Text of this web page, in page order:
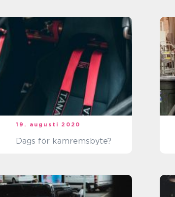
19. augusti 2020
Dags för kamremsbyte?